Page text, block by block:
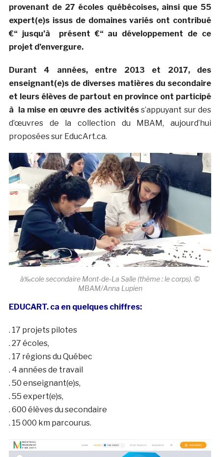
provenant de 27 écoles québécoises, ainsi que 55
expert(e)s issus de domaines variés ont contribué
€“ jusqu’à présent €“ au développement de ce
projet d’envergure.
Durant 4 années, entre 2013 et 2017, des
enseignant(e)s de diverses matières du secondaire
et leurs élèves de partout en province ont participé
à la mise en œuvre des activitéss’appuyant sur des
d’œuvres de la collection du MBAM, aujourd’hui
proposées sur EducArt.ca.
à‰cole secondaire Mont-de-La Salle (thème : le corps). ©
MBAM/Anna Lupien
EDUCART. ca en quelques chiffres:
. 17 projets pilotes
. 27 écoles,
. 17 régions du Québec
. 4 années de travail
. 50 enseignant(e)s,
. 55 expert(e)s,
. 600 élèves du secondaire
. 15 000 km parcourus.